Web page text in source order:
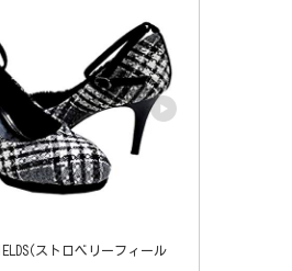
ストロベリーフィール